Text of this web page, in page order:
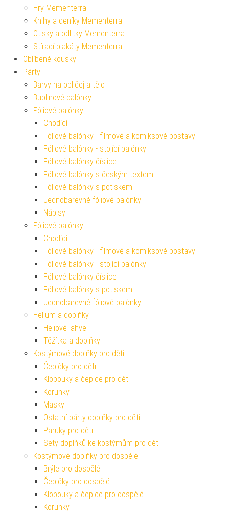
Hry Mementerra
Knihy a deníky Mementerra
Otisky a odlitky Mementerra
Stírací plakáty Mementerra
Oblíbené kousky
Párty
Barvy na obličej a tělo
Bublinové balónky
Fóliové balónky
Chodící
Fóliové balónky - filmové a komiksové postavy
Fóliové balónky - stojící balónky
Fóliové balónky číslice
Fóliové balónky s českým textem
Fóliové balónky s potiskem
Jednobarevné fóliové balónky
Nápisy
Fóliové balónky
Chodící
Fóliové balónky - filmové a komiksové postavy
Fóliové balónky - stojící balónky
Fóliové balónky číslice
Fóliové balónky s potiskem
Jednobarevné fóliové balónky
Helium a doplňky
Heliové lahve
Těžítka a doplňky
Kostýmové doplňky pro děti
Čepičky pro děti
Klobouky a čepice pro děti
Korunky
Masky
Ostatní párty doplňky pro děti
Paruky pro děti
Sety doplňků ke kostýmům pro děti
Kostýmové doplňky pro dospělé
Brýle pro dospělé
Čepičky pro dospělé
Klobouky a čepice pro dospělé
Korunky